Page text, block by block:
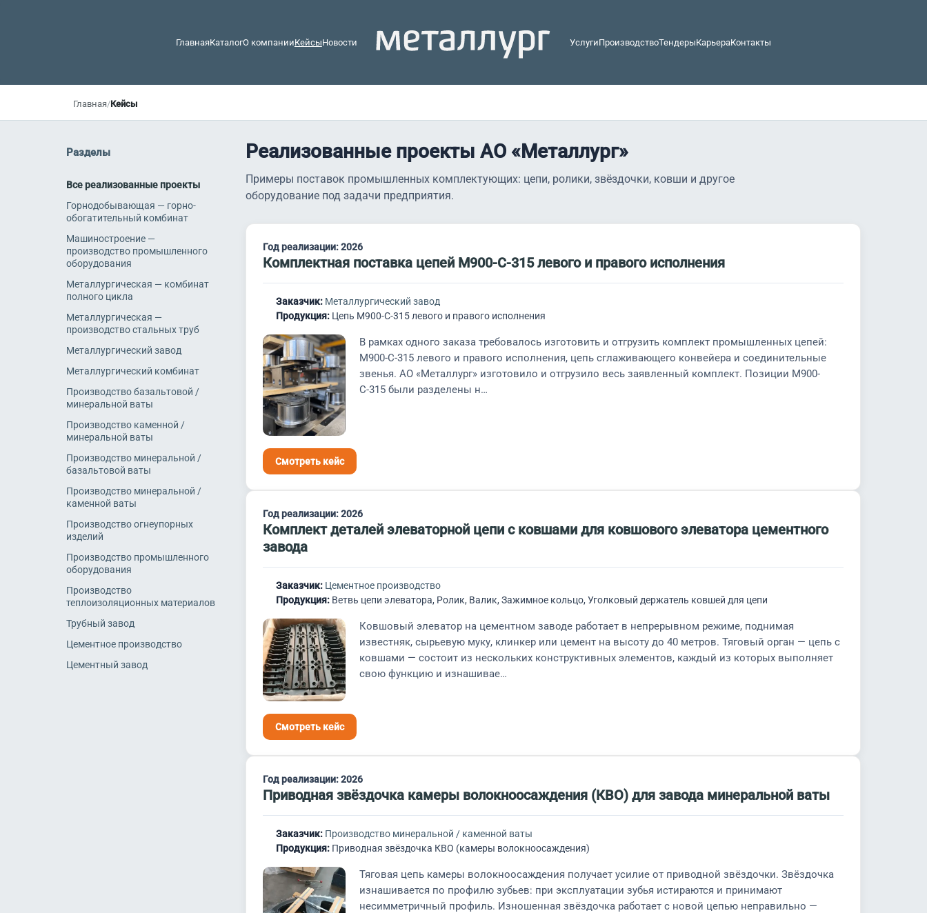
ГлавнаяКаталогО компанииКейсыНовости УслугиПроизводствоТендерыКарьераКонтакты
Главная/Кейсы
Разделы
Все реализованные проекты
Горнодобывающая — горно-
обогатительный комбинат
Машиностроение —
производство промышленного
оборудования
Металлургическая — комбинат
полного цикла
Металлургическая —
производство стальных труб
Металлургический завод
Металлургический комбинат
Производство базальтовой /
минеральной ваты
Производство каменной /
минеральной ваты
Производство минеральной /
базальтовой ваты
Производство минеральной /
каменной ваты
Производство огнеупорных
изделий
Производство промышленного
оборудования
Производство
теплоизоляционных материалов
Трубный завод
Цементное производство
Цементный завод
Реализованные проекты АО «Металлург»
Примеры поставок промышленных комплектующих: цепи, ролики, звёздочки, ковши и другое
оборудование под задачи предприятия.
Год реализации:2026
Комплектная поставка цепей М900-С-315 левого и правого исполнения
Заказчик: Металлургический завод
Продукция: Цепь М900-С-315 левого и правого исполнения
В рамках одного заказа требовалось изготовить и отгрузить комплект промышленных цепей:
М900-С-315 левого и правого исполнения, цепь сглаживающего конвейера и соединительные
звенья. АО «Металлург» изготовило и отгрузило весь заявленный комплект. Позиции М900-
С-315 были разделены н…
Смотреть кейс
Год реализации:2026
Комплект деталей элеваторной цепи с ковшами для ковшового элеватора цементного
завода
Заказчик: Цементное производство
Продукция: Ветвь цепи элеватора, Ролик, Валик, Зажимное кольцо, Уголковый держатель ковшей для цепи
Ковшовый элеватор на цементном заводе работает в непрерывном режиме, поднимая
известняк, сырьевую муку, клинкер или цемент на высоту до 40 метров. Тяговый орган — цепь с
ковшами — состоит из нескольких конструктивных элементов, каждый из которых выполняет
свою функцию и изнашивае…
Смотреть кейс
Год реализации:2026
Приводная звёздочка камеры волокноосаждения (КВО) для завода минеральной ваты
Заказчик: Производство минеральной / каменной ваты
Продукция: Приводная звёздочка КВО (камеры волокноосаждения)
Тяговая цепь камеры волокноосаждения получает усилие от приводной звёздочки. Звёздочка
изнашивается по профилю зубьев: при эксплуатации зубья истираются и принимают
несимметричный профиль. Изношенная звёздочка работает с новой цепью неправильно —